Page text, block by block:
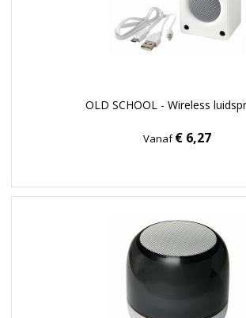
OLD SCHOOL - Wireless
Vanaf€ 6,27